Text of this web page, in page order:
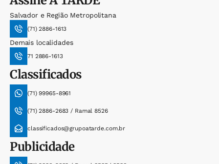
Salvador e Região Metropolitana
(71) 2886-1613
Demais localidades
71 2886-1613
Classificados
(71) 99965-8961
(71) 2886-2683 / Ramal 8526
classificados@grupoatarde.com.br
Publicidade